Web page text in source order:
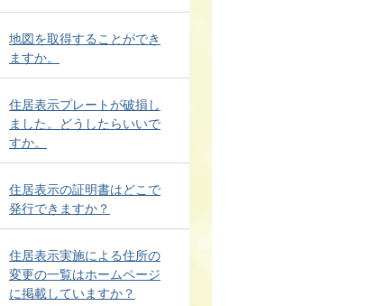
地図を取得することができ
ますか。
住居表示プレートが破損し
ました。どうしたらいいで
すか。
住居表示の証明書はどこで
発行できますか？
住居表示実施による住所の
変更の一覧はホームページ
に掲載していますか？